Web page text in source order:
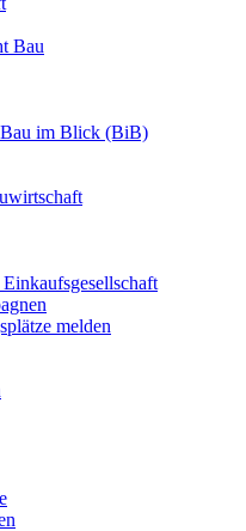
Bau
Bau im Blick (BiB)
melden